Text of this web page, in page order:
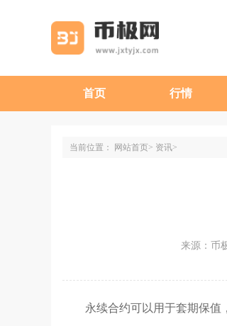
首页 行情
当前位置： 网站首页 资讯
来源：币
永续合约可以用于套期保值